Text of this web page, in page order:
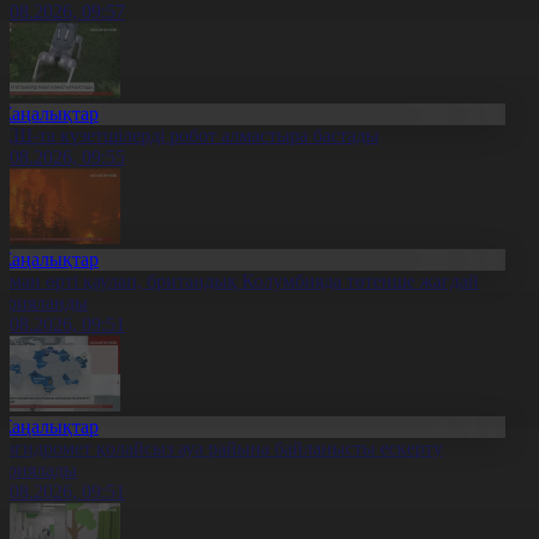
09:57
та күзетшілерді робот алмастыра бастады
09:55
өрті қаулап, британдық Колумбияда төтенше жағдай
09:51
қолайсыз ауа райына байланысты ескерту
09:51